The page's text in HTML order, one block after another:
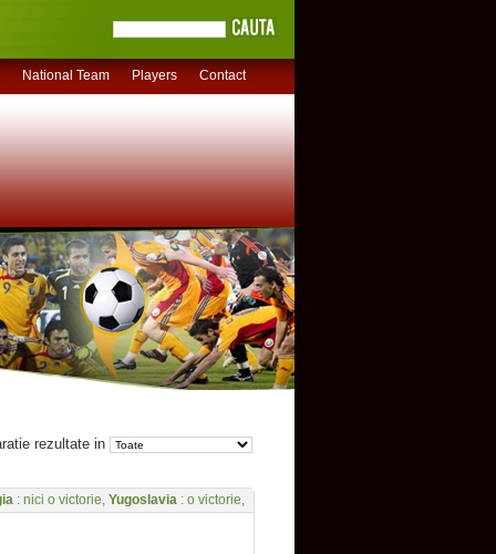
National Team Players Contact
rezultate in
: nici o victorie, Yugoslavia : o victorie,